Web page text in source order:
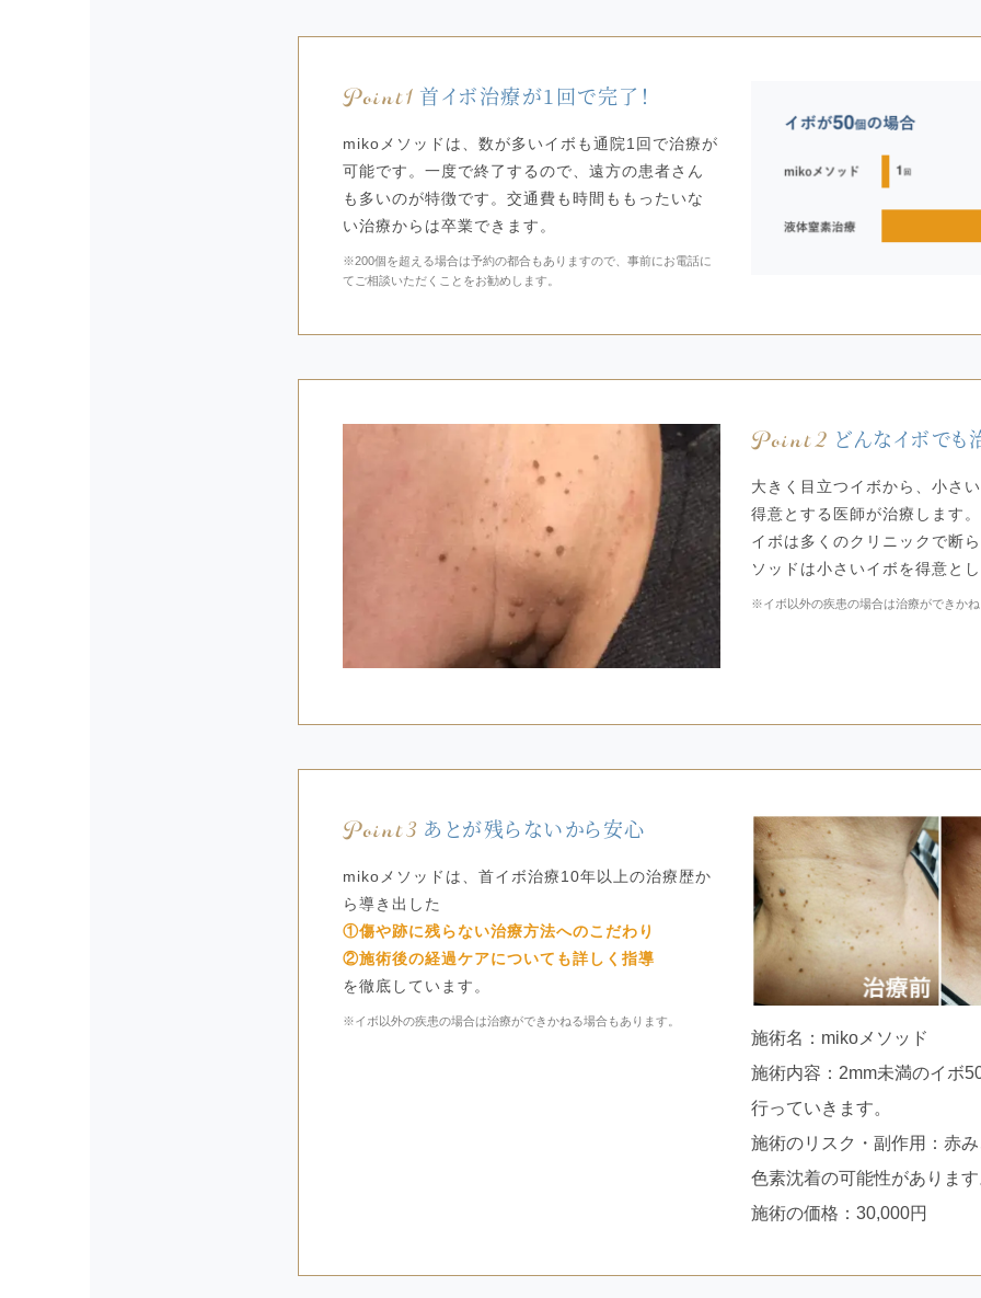
Point1 首イボ治療が1回で完了！
mikoメソッドは、数が多いイボも通院1回で治療が
可能です。一度で終了するので、遠方の患者さん
も多いのが特徴です。交通費も時間ももったいな
い治療からは卒業できます。
※200個を超える場合は予約の都合もありますので、事前にお電話に
てご相談いただくことをお勧めします。
Point2 どんなイボでも
大きく目立つイボから、小さ
得意とする医師が治療します
イボは多くのクリニックで断
ソッドは小さいイボを得意と
※イボ以外の疾患の場合は治療ができか
Point3 あとが残らないから安心
mikoメソッドは、首イボ治療10年以上の治療歴か
ら導き出した
①傷や跡に残らない治療方法へのこだわり
②施術後の経過ケアについても詳しく指導
を徹底しています。
※イボ以外の疾患の場合は治療ができかねる場合もあります。
施術名：mikoメソッド
施術内容：2mm未満のイボ
行っていきます。
施術のリスク・副作用：赤
色素沈着の可能性がありま
施術の価格：30,000円